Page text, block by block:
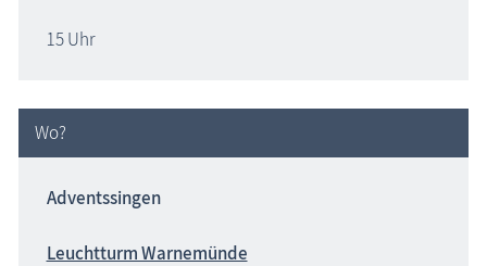
Veranstaltungen
15 Uhr
Wo?
Adventssingen
Leuchtturm Warnemünde